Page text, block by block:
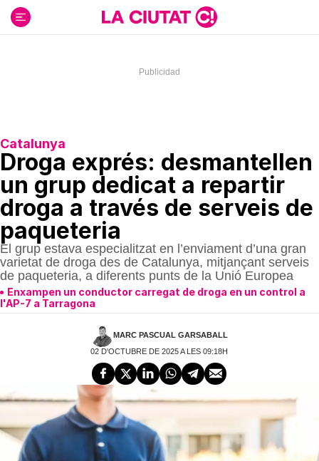
contenido
Catalunya
Droga exprés: desmantellen
un grup dedicat a repartir
droga a través de serveis de
paqueteria
El grup estava especialitzat en l’enviament d’una gran
varietat de droga des de Catalunya, mitjançant serveis
de paqueteria, a diferents punts de la Unió Europea
Enxampen un conductor carregat de droga en un control a
l'AP-7 a Tarragona
MARC PASCUAL GARSABALL
02 D'OCTUBRE DE 2025 A LES 09:18H